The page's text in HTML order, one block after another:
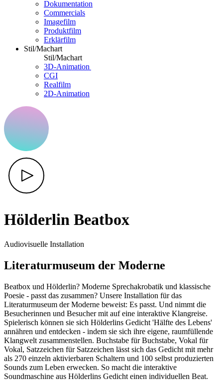
Dokumentation
Commercials
Imagefilm
Produktfilm
Erklärfilm
Stil/Machart
Stil/Machart
3D-Animation
CGI
Realfilm
2D-Animation
Hölderlin Beatbox
Audiovisuelle Installation
Literaturmuseum der Moderne
Beatbox und Hölderlin? Moderne Sprechakrobatik und klassische
Poesie - passt das zusammen? Unsere Installation für das
Literaturmuseum der Moderne beweist: Es passt. Und nimmt die
Besucherinnen und Besucher mit auf eine interaktive Klangreise.
Spielerisch können sie sich Hölderlins Gedicht 'Hälfte des Lebens'
annähren und entdecken - indem sie sich ihre eigene, raumfüllende
Klangwelt zusammenstellen. Buchstabe für Buchstabe, Vokal für
Vokal, Satzzeichen für Satzzeichen lässt sich das Gedicht mit mehr
als 270 einzeln aktivierbaren Schaltern und 100 selbst produzierten
Sounds zum Leben erwecken. So macht die interaktive
Soundmaschine aus Hölderlins Gedicht einen individuellen Beat.